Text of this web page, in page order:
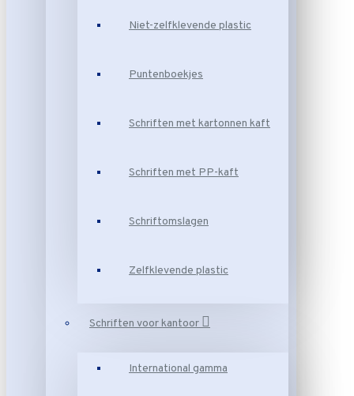
Niet-zelfklevende plastic
Puntenboekjes
Schriften met kartonnen kaft
Schriften met PP-kaft
Schriftomslagen
Zelfklevende plastic
Schriften voor kantoor
International gamma